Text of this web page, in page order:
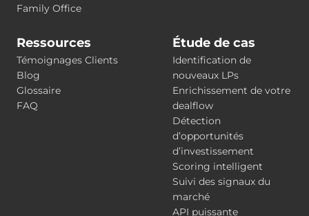
Family Office
Ressources
Témoignages Clients
Blog
Glossaire
FAQ
Étude de cas
Identification de
nouveaux LPs
Enrichissement de votre
dealflow
Détection
d’opportunités
d’investissement
Scoring intelligent
Suivi des signaux du
marché
API puissante